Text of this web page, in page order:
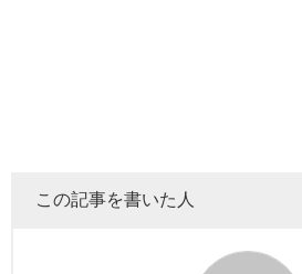
この記事を書いた人